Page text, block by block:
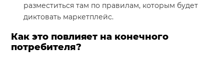
разместиться там по правилам, которым будет
диктовать маркетплейс.
Как это повлияет на конечного
потребителя?